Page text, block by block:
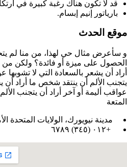
قد لا تكون هناك رغبة كبيرة في
بارياتور إنيم إبسام.
موقع الحدث
و سأعرض مثال حي لهذا، من منا لم
الحصول على ميزة أو فائدة؟ ولكن
أراد أن يشعر بالسعادة التي لا تشوبها
يتجنب الألم أن ينتقد شخص ما أراد أن
عواقب أليمة أو آخر أراد أن يتجنب
المتعة
مدينة نيويورك، الولايات المتحدة
+٠١٢ (٣٤٥) ٦٧٨٩